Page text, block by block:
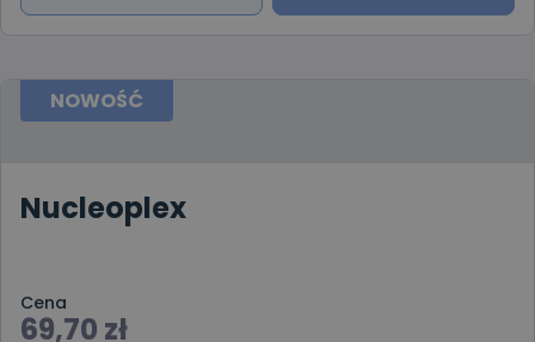
NOWOŚĆ
Nucleoplex
Cena
69,70 zł